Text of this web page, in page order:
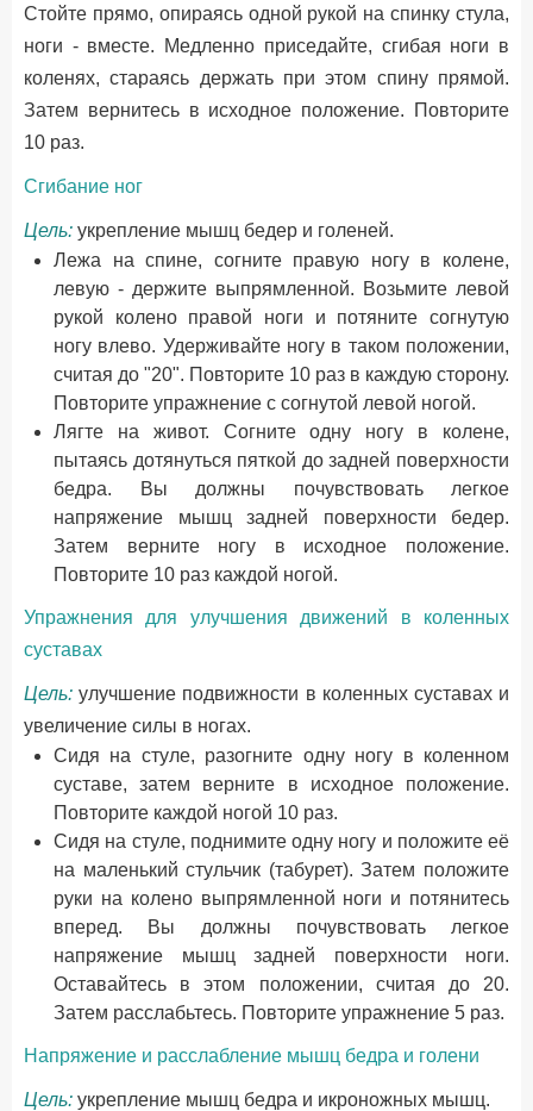
Стойте прямо, опираясь одной рукой на спинку стула,
ноги - вместе. Медленно приседайте, сгибая ноги в
коленях, стараясь держать при этом спину прямой.
Затем вернитесь в исходное положение. Повторите
10 раз.
Сгибание ног
Цель: укрепление мышц бедер и голеней.
Лежа на спине, согните правую ногу в колене,
левую - держите выпрямленной. Возьмите левой
рукой колено правой ноги и потяните согнутую
ногу влево. Удерживайте ногу в таком положении,
считая до "20". Повторите 10 раз в каждую сторону.
Повторите упражнение с согнутой левой ногой.
Лягте на живот. Согните одну ногу в колене,
пытаясь дотянуться пяткой до задней поверхности
бедра. Вы должны почувствовать легкое
напряжение мышц задней поверхности бедер.
Затем верните ногу в исходное положение.
Повторите 10 раз каждой ногой.
Упражнения для улучшения движений в коленных
суставах
Цель: улучшение подвижности в коленных суставах и
увеличение силы в ногах.
Сидя на стуле, разогните одну ногу в коленном
суставе, затем верните в исходное положение.
Повторите каждой ногой 10 раз.
Сидя на стуле, поднимите одну ногу и положите её
на маленький стульчик (табурет). Затем положите
руки на колено выпрямленной ноги и потянитесь
вперед. Вы должны почувствовать легкое
напряжение мышц задней поверхности ноги.
Оставайтесь в этом положении, считая до 20.
Затем расслабьтесь. Повторите упражнение 5 раз.
Напряжение и расслабление мышц бедра и голени
Цель: укрепление мышц бедра и икроножных мышц.